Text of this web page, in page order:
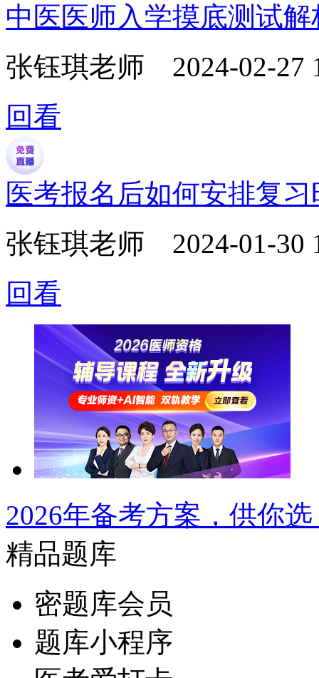
中医医师入学摸底测试解
张钰琪老师 2024-02-27
回看
医考报名后如何安排复习
张钰琪老师 2024-01-30
回看
2026年备考方案，供你
精品题库
密题库会员
题库小程序